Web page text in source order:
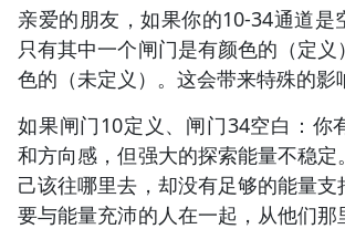
亲爱的朋友，如果你的10-34通道是
只有其中一个闸门是有颜色的（定义
色的（未定义）。这会带来特殊的影
如果闸门10定义、闸门34空白：你
和方向感，但强大的探索能量不稳定
己该往哪里去，却没有足够的能量
要与能量充沛的人在一起，从他们那